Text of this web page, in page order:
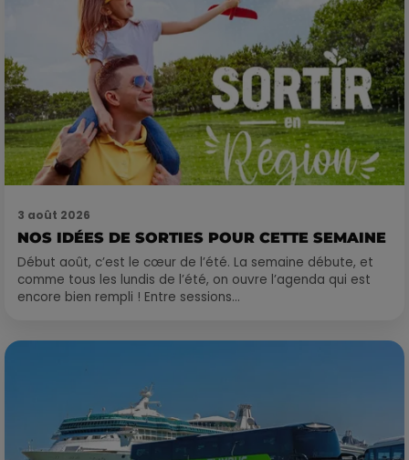
3 août 2026
NOS IDÉES DE SORTIES POUR CETTE SEMAINE
Début août, c’est le cœur de l’été. La semaine débute, et
comme tous les lundis de l’été, on ouvre l’agenda qui est
encore bien rempli ! Entre sessions...